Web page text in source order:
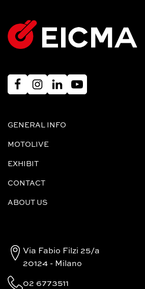
GENERAL INFO
MOTOLIVE
EXHIBIT
CONTACT
ABOUT US
Via Fabio Filzi 25/a
20124 - Milano
02 6773511